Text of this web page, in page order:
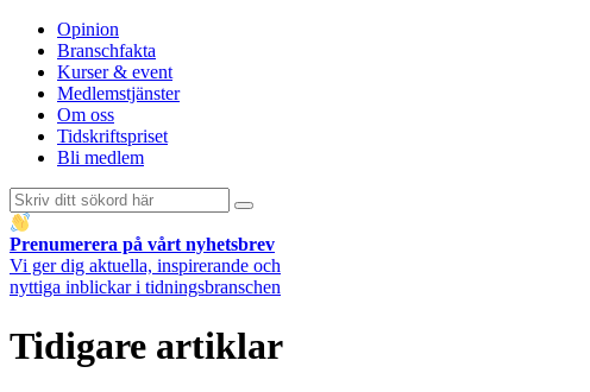
Opinion
Branschfakta
Kurser & event
Medlemstjänster
Om oss
Tidskriftspriset
Bli medlem
Prenumerera på vårt nyhetsbrev
Vi ger dig aktuella, inspirerande och
nyttiga inblickar i tidningsbranschen
Tidigare artiklar